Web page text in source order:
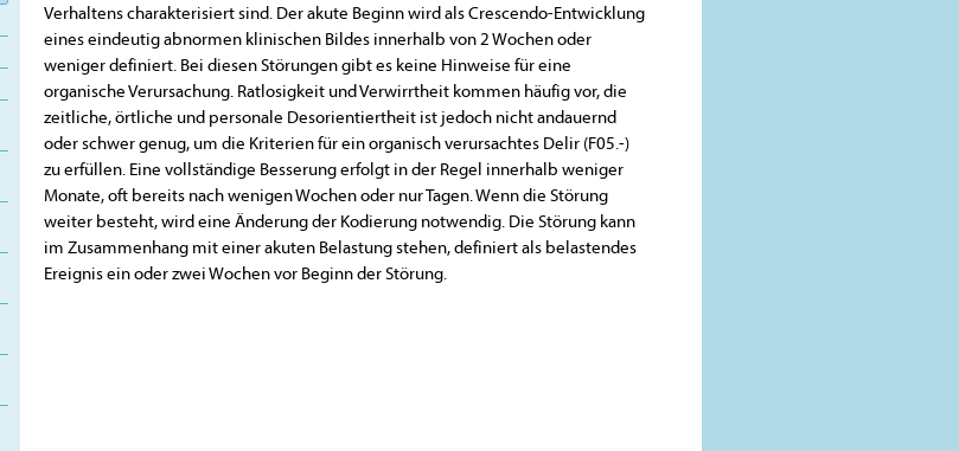
Verhaltens charakterisiert sind. Der akute Beginn wird als Crescendo-Entwicklung
eines eindeutig abnormen klinischen Bildes innerhalb von 2 Wochen oder
weniger definiert. Bei diesen Störungen gibt es keine Hinweise für eine
organische Verursachung. Ratlosigkeit und Verwirrtheit kommen häufig vor, die
zeitliche, örtliche und personale Desorientiertheit ist jedoch nicht andauernd
oder schwer genug, um die Kriterien für ein organisch verursachtes Delir (F05.-)
zu erfüllen. Eine vollständige Besserung erfolgt in der Regel innerhalb weniger
Monate, oft bereits nach wenigen Wochen oder nur Tagen. Wenn die Störung
weiter besteht, wird eine Änderung der Kodierung notwendig. Die Störung kann
im Zusammenhang mit einer akuten Belastung stehen, definiert als belastendes
Ereignis ein oder zwei Wochen vor Beginn der Störung.